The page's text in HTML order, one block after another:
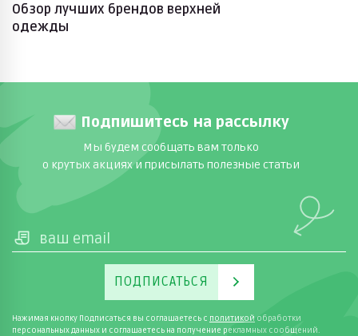
Обзор лучших брендов верхней
одежды
Подпишитесь на рассылку
Мы будем сообщать вам только
о крутых акциях и присылать полезные статьи
ПОДПИСАТЬСЯ
Нажимая кнопку Подписаться вы соглашаетесь с политикой обработки
персональных данных и соглашаетесь на получение рекламных сообщений.